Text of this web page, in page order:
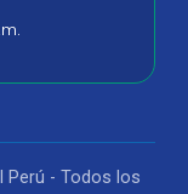
Perú - Todos los